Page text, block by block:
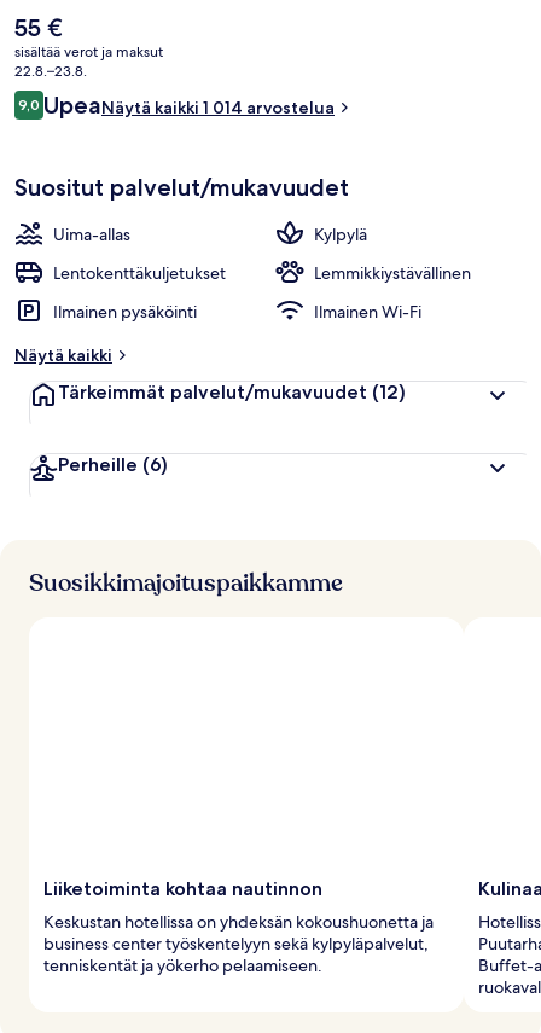
Nykyinen
hinta
on
55 €
55 €
sisältää verot ja maksut
22.8.–23.8.
Arvostelut
9,09,0 kautta 10.
UpeaNäytä kaikki 1 014 arvostelua
Suositut palvelut/mukavuudet
Uima-allas
Kylpylä
Lentokenttäkuljetukset
Lemmikkiystävällinen
Ilmainen pysäköinti
Ilmainen Wi-Fi
Näytä kaikki
Tärkeimmät palvelut/mukavuudet (12)
Perheille (6)
Suosikkimajoituspaikkamme
Liiketoiminta kohtaa nautinnon
Keskustan hotellissa on yhdeksän kokoushuonetta ja
business center työskentelyyn sekä kylpyläpalvelut,
tenniskentät ja yökerho pelaamiseen.
Buffet-